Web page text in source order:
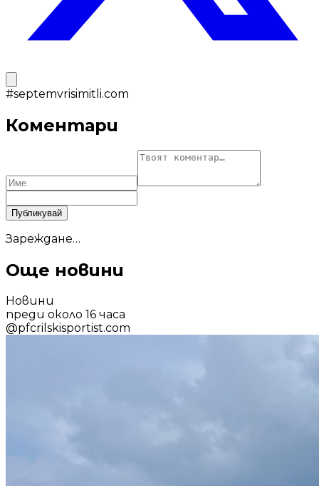
#septemvrisimitli.com
Коментари
Публикувай
Зареждане…
Още новини
Новини
преди около 16 часа
@pfcrilskisportist.com